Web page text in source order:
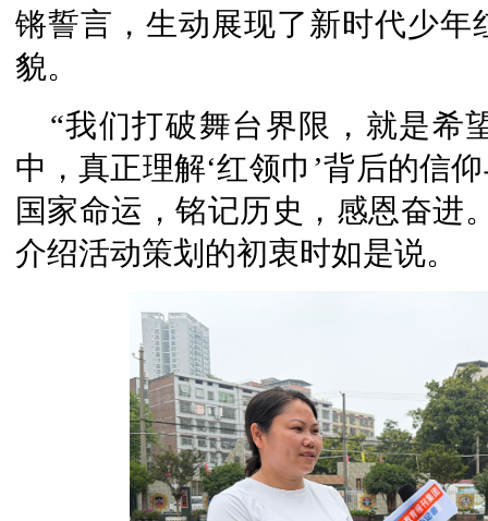
锵誓言，生动展现了新时代少
貌。
“我们打破舞台界限，就是希
中，真正理解‘红领巾’背后的信
国家命运，铭记历史，感恩奋进
介绍活动策划的初衷时如是说。